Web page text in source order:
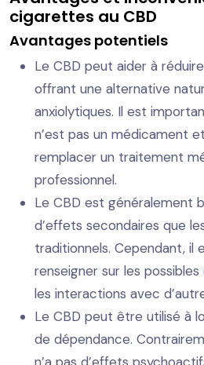
cigarettes au CBD
Avantages potentiels
Le CBD peut aider à
offrant une alternative
anxiolytiques. Il est
n’est pas un médicament
remplacer un traitement
professionnel.
Le CBD est généralement
d’effets secondaires que
traditionnels. Cependant, il
renseigner sur les
les interactions avec
Le CBD peut être utilisé à
de dépendance.